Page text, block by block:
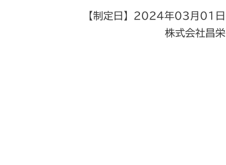
【制定日】2024年03月01日
株式会社昌栄